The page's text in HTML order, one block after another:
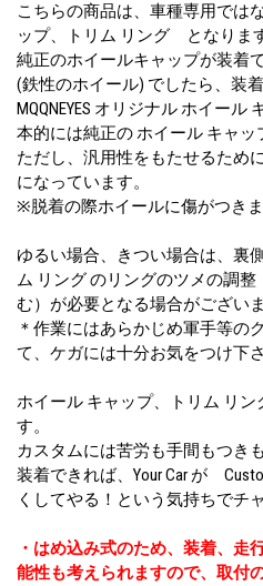
こちらの商品は、車種専用で
ップ、トリム リング となりま
純正のホイールキャップが装
(鉄性のホイール) でしたら、装着
MQQNEYES オリジナル ホイー
本的には純正の ホイール キャッ
ただし、汎用性をもたせるため
になっています。
※脱着の際ホイールに傷がつき
ゆるい場合、きつい場合は、裏
ム リング のリングのツメの調
む）が必要となる場合がございま
＊作業にはあらかじめ軍手等の
て、ケガには十分お気をつけ下さ
ホイール キャップ、トリム リ
す。
カスタムには苦労も手間もつき
装着できれば、Your Car が
くしてやる！という気持ちでチ
・はめ込み式のため、装着、走
能性も考えられますので、取付